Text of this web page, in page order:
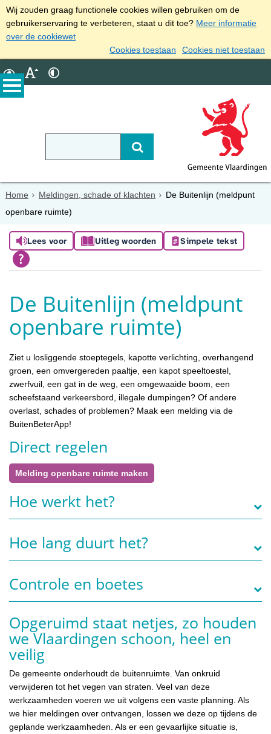
Wij zouden graag functionele cookies willen gebruiken om de
gebruikerservaring te verbeteren, staat u dit toe? Meer informatie
over de cookiewet
Cookies toestaan
Cookies niet toestaan
Home Meldingen, schade of klachten
De Buitenlijn (meldpunt
openbare ruimte)
Lees voor Uitleg woorden Simpele tekst
De Buitenlijn (meldpunt
openbare ruimte)
Ziet u losliggende stoeptegels, kapotte verlichting, overhangend
groen, een omvergereden paaltje, een kapot speeltoestel,
zwerfvuil, een gat in de weg, een omgewaaide boom, een
scheefstaand verkeersbord, illegale dumpingen? Of andere
overlast, schades of problemen? Maak een melding via de
BuitenBeterApp!
Direct regelen
Melding openbare ruimte maken
Hoe werkt het?
Hoe lang duurt het?
Controle en boetes
Opgeruimd staat netjes, zo houden
we Vlaardingen schoon, heel en
veilig
De gemeente onderhoudt de buitenruimte. Van onkruid
verwijderen tot het vegen van straten. Veel van deze
werkzaamheden voeren we uit volgens een vaste planning. Als
we hier meldingen over ontvangen, lossen we deze op tijdens de
geplande werkzaamheden. Als er een gevaarlijke situatie is,